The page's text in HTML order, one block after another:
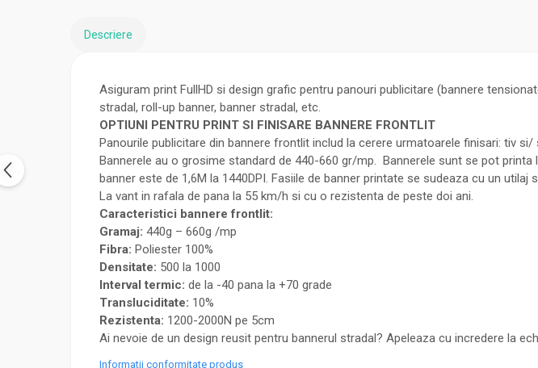
Descriere
Asiguram print FullHD si design grafic pentru panouri publicitare (bannere
stradal, roll-up banner, banner stradal, etc.
OPTIUNI PENTRU PRINT SI FINISARE BANNERE FRONTLIT
Panourile publicitare din bannere frontlit includ la cerere urmatoarele finisari: tiv
Bannerele au o grosime standard de 440-660 gr/mp. Bannerele sunt se pot
banner este de 1,6M la 1440DPI. Fasiile de banner printate se sudeaza cu un
La vant in rafala de pana la 55 km/h si cu o rezistenta de peste doi ani.
Caracteristici bannere frontlit:
Gramaj: 440g – 660g /mp
Fibra: Poliester 100%
Densitate: 500 la 1000
Interval termic: de la -40 pana la +70 grade
Transluciditate: 10%
Rezistenta: 1200-2000N pe 5cm
Ai nevoie de un design reusit pentru bannerul stradal? Apeleaza cu incredere la
Informatii conformitate produs